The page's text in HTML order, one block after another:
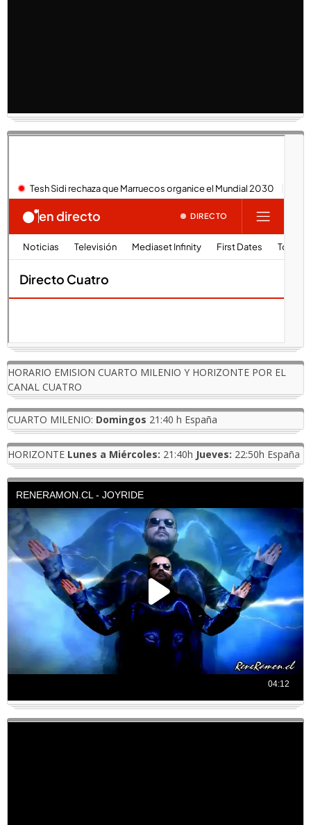
HORARIO EMISION CUARTO MILENIO Y HORIZONTE POR EL
CANAL CUATRO
CUARTO MILENIO: Domingos 21:40 h España
HORIZONTE Lunes a Miércoles: 21:40h Jueves: 22:50h España